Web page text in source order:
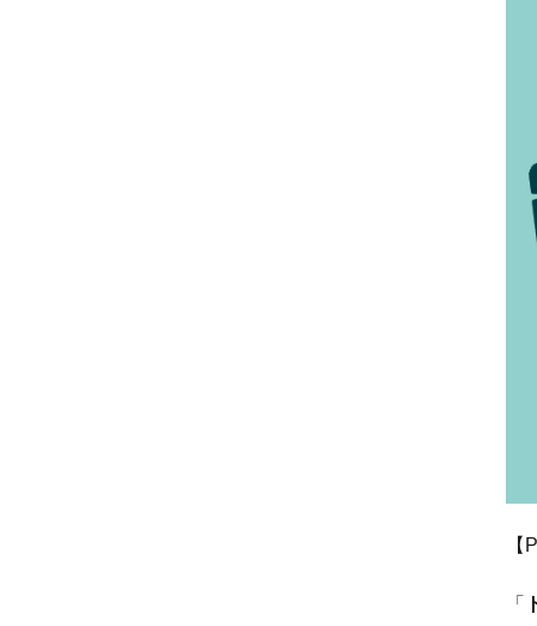
【
「